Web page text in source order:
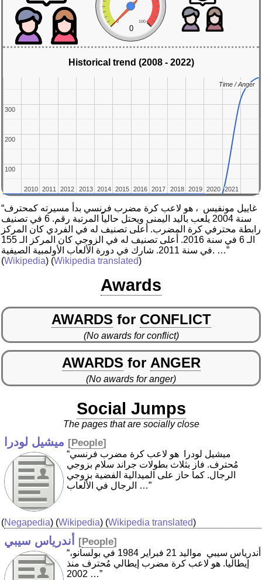
0 100
0
Historical trend (2008 - 2022)
2010
2010 2012
2012 2014
2014 2016
2016 2018
2018 2020
2020
2011
2011 2013
2013 2015
2015 2017
2017 2019
2019 2021
2021
100
100
200
200
300
300
Time / Anger
Time / Anger
“غاييل مونفيس ‏ ، هو لاعب كرة مضرب فرنسي بدأ مسيرته كمحترف
سنة 2004 يلعب باليد اليمنى ويحتل حالياً المرتبة رقم. 6 في تصنيف
رابطة محترفي كرة المضرب. أعلى تصنيف له في الفردي كان المركز
الـ 6 في سنة 2016. أعلى تصنيف له في الزوجي كان المركز الـ 155
في سنة 2011. شارك في دورة الألعاب الأولمبية الصيفية. …”
(Wikipedia) (Wikipedia translated)
Awards
AWARDS for CONFLICT
(No awards for conflict)
AWARDS for ANGER
(No awards for anger)
Social Jumps
The pages that are socially close
ميشيل لودرا [People]
“ميشيل لودرا ‏ هو لاعب كرة مضرب فرنسي
مُحترف. فاز بثلاث بطولات جراند سلام بزوجي
الرجال. كما حاز على الميدالية الفضية بزوجي
الرجال في الألعاب …”
(Negapedia) (Wikipedia) (Wikipedia translated)
أندرياس سيبي [People]
“أندرياس سيبي ‏ مواليد 21 فبراير 1984 في بولسانو،
إيطاليا. هو لاعب كرة مضرب إيطالي مُحترف منذ
2002 …”